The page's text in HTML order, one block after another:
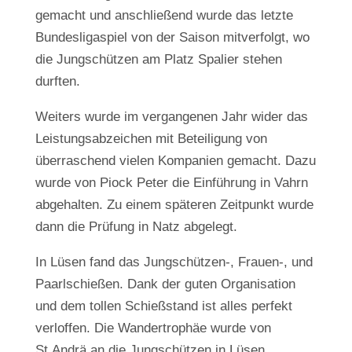
gemacht und anschließend wurde das letzte
Bundesligaspiel von der Saison mitverfolgt, wo
die Jungschützen am Platz Spalier stehen
durften.
Weiters wurde im vergangenen Jahr wider das
Leistungsabzeichen mit Beteiligung von
überraschend vielen Kompanien gemacht. Dazu
wurde von Piock Peter die Einführung in Vahrn
abgehalten. Zu einem späteren Zeitpunkt wurde
dann die Prüfung in Natz abgelegt.
In Lüsen fand das Jungschützen-, Frauen-, und
Paarlschießen. Dank der guten Organisation
und dem tollen Schießstand ist alles perfekt
verloffen. Die Wandertrophäe wurde von